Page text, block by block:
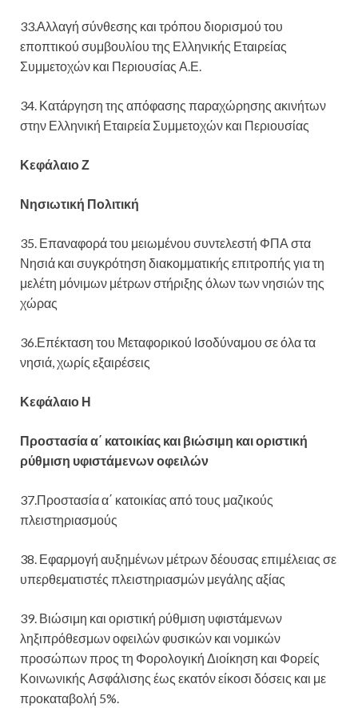
33.Αλλαγή σύνθεσης και τρόπου διορισμού του
εποπτικού συμβουλίου της Ελληνικής Εταιρείας
Συμμετοχών και Περιουσίας Α.Ε.
34. Κατάργηση της απόφασης παραχώρησης ακινήτων
στην Ελληνική Εταιρεία Συμμετοχών και Περιουσίας
Κεφάλαιο Ζ
Νησιωτική Πολιτική
35. Επαναφορά του μειωμένου συντελεστή ΦΠΑ στα
Νησιά και συγκρότηση διακομματικής επιτροπής για τη
μελέτη μόνιμων μέτρων στήριξης όλων των νησιών της
χώρας
36.Επέκταση του Μεταφορικού Ισοδύναμου σε όλα τα
νησιά, χωρίς εξαιρέσεις
Κεφάλαιο Η
Προστασία α΄ κατοικίας και βιώσιμη και οριστική
ρύθμιση υφιστάμενων οφειλών
37.Προστασία α΄ κατοικίας από τους μαζικούς
πλειστηριασμούς
38. Εφαρμογή αυξημένων μέτρων δέουσας επιμέλειας σε
υπερθεματιστές πλειστηριασμών μεγάλης αξίας
39. Βιώσιμη και οριστική ρύθμιση υφιστάμενων
ληξιπρόθεσμων οφειλών φυσικών και νομικών
προσώπων προς τη Φορολογική Διοίκηση και Φορείς
Κοινωνικής Ασφάλισης έως εκατόν είκοσι δόσεις και με
προκαταβολή 5%.